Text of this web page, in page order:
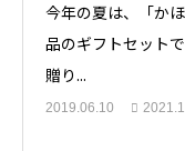
今年の夏は、「か
品のギフトセット
贈り...
2019.06.10